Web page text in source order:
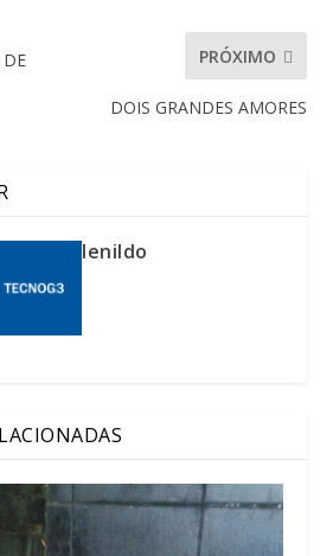
PRÓXIMO
DOIS GRANDES AMORES
lenildo